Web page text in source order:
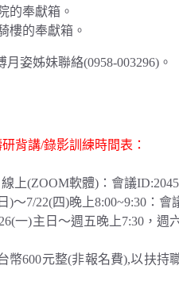
的奉獻箱。
樓的奉獻箱。
姿姊妹聯絡(0958-003296)。
背講/錄影訓練時間表：
上(ZOOM軟體)：會議
7/22(四)晚上8:00~9:30：會
一)主日～週五晚上7:30，週
600元整(非報名費),以扶持